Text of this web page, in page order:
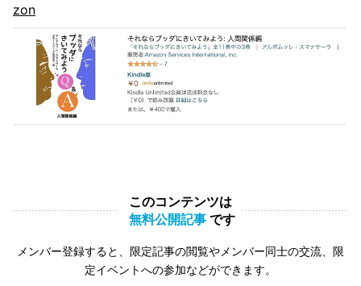
zon
このコンテンツは
無料公開記事 です
メンバー登録すると、限定記事の閲覧やメンバー同士の交流、限
定イベントへの参加などができます。